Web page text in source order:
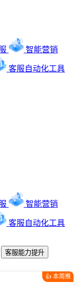
智能营销
客服自动化工具
智能营销
客服自动化工具
客服能力提升
👍 本周推